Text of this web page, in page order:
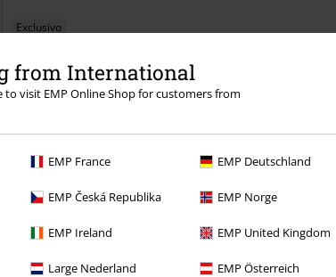
from International
to visit EMP Online Shop for customers from
EMP France EMP Deutschland
EMP Česká Republika EMP Norge
EMP Ireland EMP United Kingdom
Large Nederland EMP Österreich
Exclusivo
43,99 €
Walk The Line Black Premium by EMP Deportivas Altas